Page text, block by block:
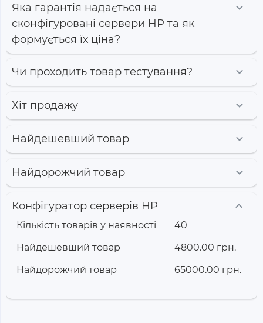
Яка гарантія надається на
сконфігуровані сервери HP та як
формується їх ціна?
Чи проходить товар тестування?
Хіт продажу
Найдешевший товар
Найдорожчий товар
Конфігуратор серверів HP
Кількість товарів у наявності
40
Найдешевший товар
4800.00 грн.
Найдорожчий товар
65000.00 грн.